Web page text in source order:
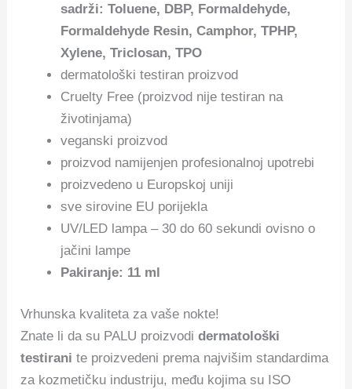
sadrži: Toluene, DBP, Formaldehyde,
Formaldehyde Resin, Camphor, TPHP,
Xylene, Triclosan, TPO
dermatološki testiran proizvod
Cruelty Free (proizvod nije testiran na
životinjama)
veganski proizvod
proizvod namijenjen profesionalnoj upotrebi
proizvedeno u Europskoj uniji
sve sirovine EU porijekla
UV/LED lampa – 30 do 60 sekundi ovisno o
jačini lampe
Pakiranje: 11 ml
Vrhunska kvaliteta za vaše nokte!
Znate li da su PALU proizvodidermatološki
testirani te proizvedeni prema najvišim standardima
za kozmetičku industriju, među kojima su ISO